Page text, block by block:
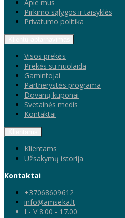
Apie mus
Pirkimo sąlygos ir taisyklės
Privatumo politika
Visos prekės
Prekės su nuolaida
Gamintojai
Partnerystės programa
Dovanų kuponai
Svetainės medis
Kontaktai
Klientams
Užsakymų istorija
Kontaktai
+37068609612
info@amseka.lt
I - V 8.00 - 17.00